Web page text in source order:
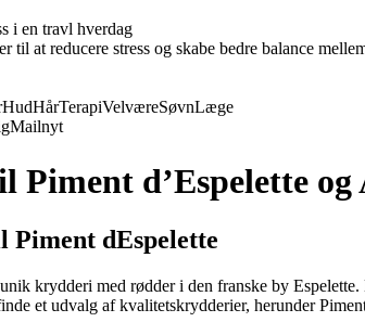
i en travl hverdag
til at reducere stress og skabe bedre balance
HudHårTerapiVelværeSøvnLæge
Mailnyt
Piment d’Espelette
dEspelette
krydderi med rødder i den franske by
et udvalg af kvalitetskrydderier, herunder